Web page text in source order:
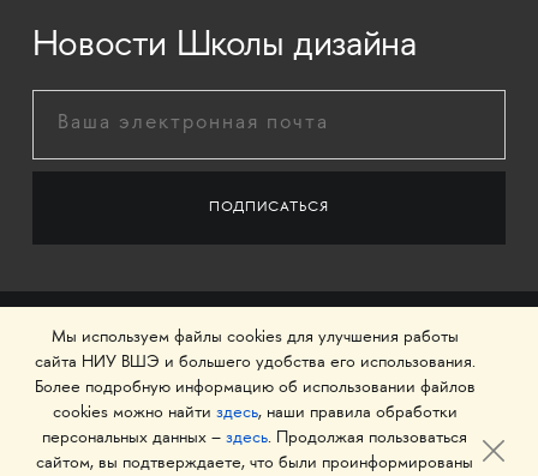
Новости Школы дизайна
Мы используем файлы cookies для улучшения работы
сайта НИУ ВШЭ и большего удобства его использования.
Более подробную информацию об использовании файлов
cookies можно найти здесь, наши правила обработки
персональных данных – здесь. Продолжая пользоваться
сайтом, вы подтверждаете, что были проинформированы